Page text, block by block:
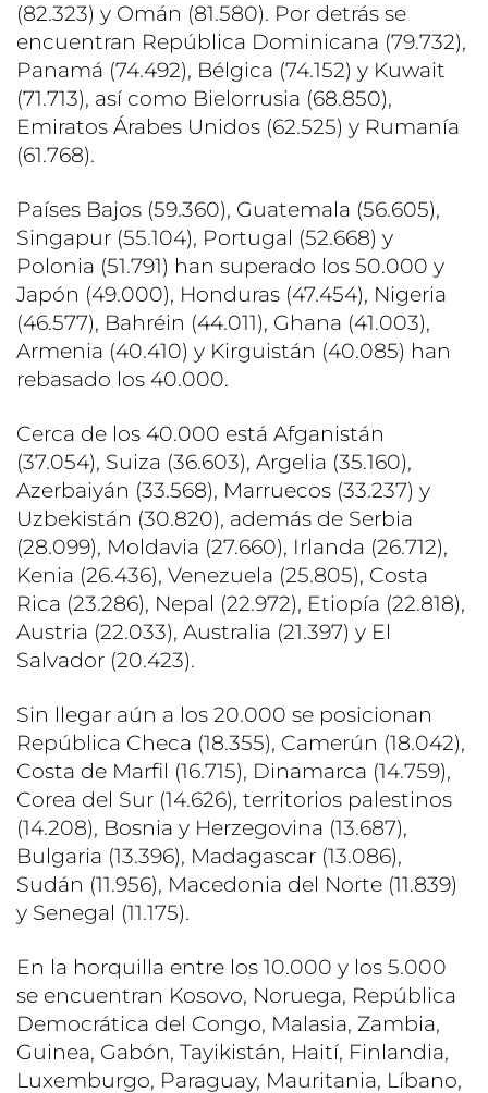
(82.323) y Omán (81.580). Por detrás se
encuentran República Dominicana (79.732),
Panamá (74.492), Bélgica (74.152) y Kuwait
(71.713), así como Bielorrusia (68.850),
Emiratos Árabes Unidos (62.525) y Rumanía
(61.768).
Países Bajos (59.360), Guatemala (56.605),
Singapur (55.104), Portugal (52.668) y
Polonia (51.791) han superado los 50.000 y
Japón (49.000), Honduras (47.454), Nigeria
(46.577), Bahréin (44.011), Ghana (41.003),
Armenia (40.410) y Kirguistán (40.085) han
rebasado los 40.000.
Cerca de los 40.000 está Afganistán
(37.054), Suiza (36.603), Argelia (35.160),
Azerbaiyán (33.568), Marruecos (33.237) y
Uzbekistán (30.820), además de Serbia
(28.099), Moldavia (27.660), Irlanda (26.712),
Kenia (26.436), Venezuela (25.805), Costa
Rica (23.286), Nepal (22.972), Etiopía (22.818),
Austria (22.033), Australia (21.397) y El
Salvador (20.423).
Sin llegar aún a los 20.000 se posicionan
República Checa (18.355), Camerún (18.042),
Costa de Marfil (16.715), Dinamarca (14.759),
Corea del Sur (14.626), territorios palestinos
(14.208), Bosnia y Herzegovina (13.687),
Bulgaria (13.396), Madagascar (13.086),
Sudán (11.956), Macedonia del Norte (11.839)
y Senegal (11.175).
En la horquilla entre los 10.000 y los 5.000
se encuentran Kosovo, Noruega, República
Democrática del Congo, Malasia, Zambia,
Guinea, Gabón, Tayikistán, Haití, Finlandia,
Luxemburgo, Paraguay, Mauritania, Líbano,